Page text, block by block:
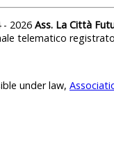
- 2026 Ass. La Città
telematico
under law,